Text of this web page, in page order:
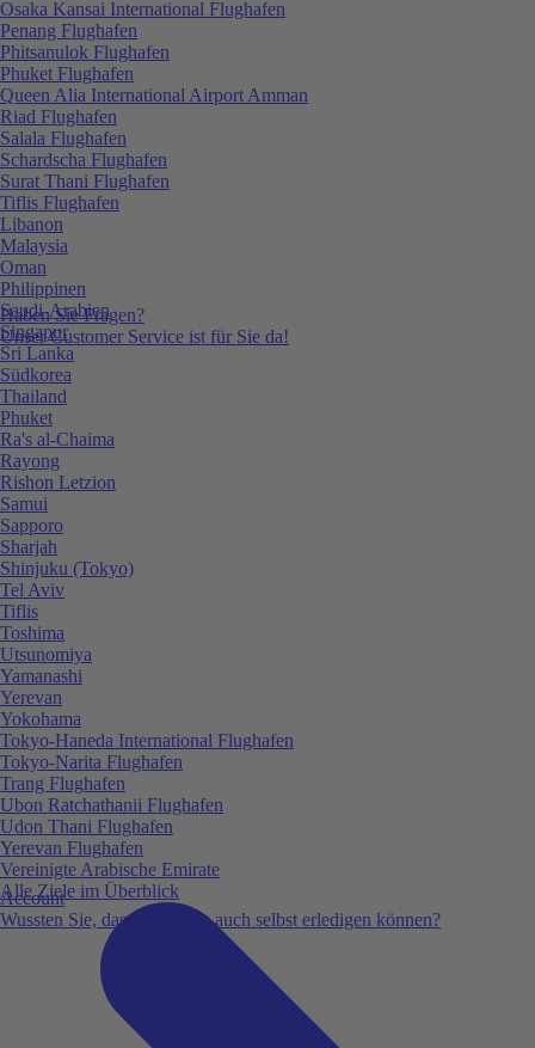
Haben Sie Fragen?
Unser Customer Service ist für Sie da!
Account
Wussten Sie, dass Sie vieles auch selbst erledigen können?
Osaka Kansai International Flughafen
Penang Flughafen
Phitsanulok Flughafen
Phuket Flughafen
Queen Alia International Airport Amman
Riad Flughafen
Salala Flughafen
Schardscha Flughafen
Surat Thani Flughafen
Tiflis Flughafen
Libanon
Malaysia
Oman
Philippinen
Saudi-Arabien
Singapur
Sri Lanka
Südkorea
Thailand
Phuket
Ra's al-Chaima
Rayong
Rishon Letzion
Samui
Sapporo
Sharjah
Shinjuku (Tokyo)
Tel Aviv
Tiflis
Toshima
Utsunomiya
Yamanashi
Yerevan
Yokohama
Tokyo-Haneda International Flughafen
Tokyo-Narita Flughafen
Trang Flughafen
Ubon Ratchathanii Flughafen
Udon Thani Flughafen
Yerevan Flughafen
Vereinigte Arabische Emirate
Alle Ziele im Überblick